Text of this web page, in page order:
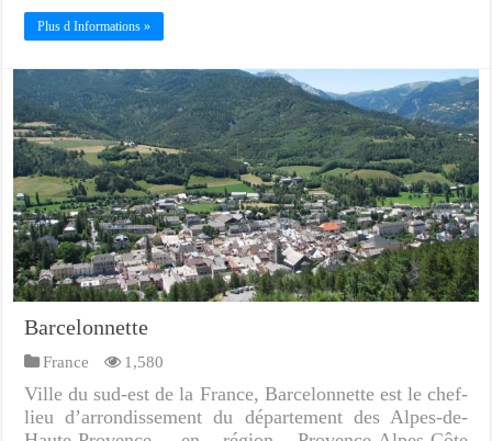
Plus d Informations »
Barcelonnette
France 1,580
Ville du sud-est de la France, Barcelonnette est le chef-
lieu d’arrondissement du département des Alpes-de-